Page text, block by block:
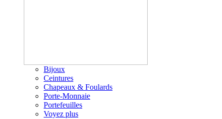
Bijoux
Ceintures
Chapeaux & Foulards
Porte-Monnaie
Portefeuilles
Voyez plus